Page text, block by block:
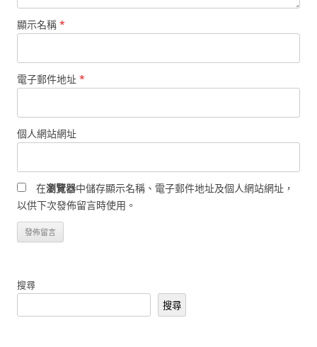
顯示名稱 *
電子郵件地址 *
個人網站網址
在瀏覽器中儲存顯示名稱、電子郵件地址及個人網站網址，
以供下次發佈留言時使用。
搜尋
搜尋